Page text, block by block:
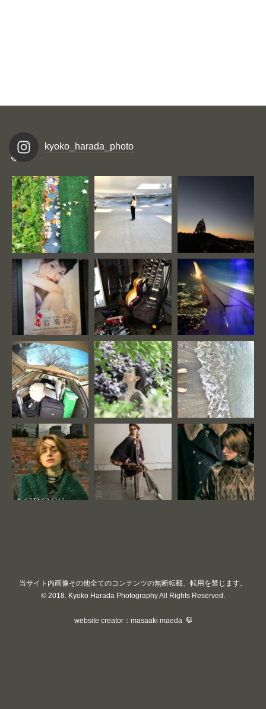
kyoko_harada_photo
当サイト内画像その他全てのコンテンツの無断転載、転用を禁じます。
© 2018. Kyoko Harada Photography All Rights Reserved.
website creator：masaaki maeda